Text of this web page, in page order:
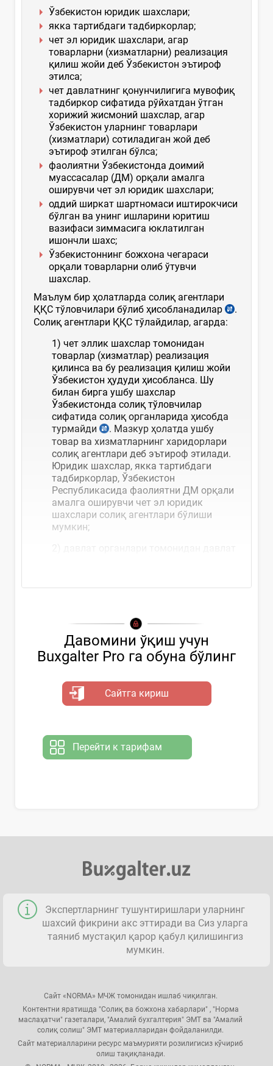
Ўзбекистон юридик шахслари;
якка тартибдаги тадбиркорлар;
чет эл юридик шахслари, агар
товарларни (хизматларни) реализация
қилиш жойи деб Ўзбекистон эътироф
этилса;
чет давлатнинг қонунчилигига мувофиқ
тадбиркор сифатида рўйхатдан ўтган
хорижий жисмоний шахслар, агар
Ўзбекистон уларнинг товарлари
(хизматлари) сотиладиган жой деб
эътироф этилган бўлса;
фаолиятни Ўзбекистонда доимий
муассасалар (ДМ) орқали амалга
оширувчи чет эл юридик шахслари;
оддий ширкат шартномаси иштирокчиси
бўлган ва унинг ишларини юритиш
вазифаси зиммасига юклатилган
ишончли шахс;
Ўзбекистоннинг божхона чегараси
орқали товарларни олиб ўтувчи
шахслар.
Маълум бир ҳолатларда солиқ агентлари
ҚҚС тўловчилари бўлиб ҳисобланадилар
.
Солиқ агентлари ҚҚС тўлайдилар, агарда:
1) чет эллик шахслар томонидан
товарлар (хизматлар) реализация
қилинса ва бу реализация қилиш жойи
Ўзбекистон ҳудуди ҳисобланса. Шу
билан бирга ушбу шахслар
Ўзбекистонда солиқ тўловчилар
сифатида солиқ органларида ҳисобда
турмайди
. Мазкур ҳолатда ушбу
товар ва хизматларнинг харидорлари
солиқ агентлари деб эътироф этилади.
Юридик шахслар, якка тартибдаги
тадбиркорлар, Ўзбекистон
Республикасида фаолиятни ДМ орқали
амалга оширувчи чет эл юридик
шахслари солиқ агентлари бўлиши
мумкин;
Давомини ўқиш учун
Buxgalter Pro га обуна бўлинг
Сайтга кириш
Перейти к тарифам
Экспертларнинг тушунтиришлари уларнинг
шахсий фикрини акс эттиради ва Сиз уларга
таяниб мустақил қарор қабул қилишингиз
мумкин.
Сайт «NORMA» МЧЖ томонидан ишлаб чиқилган.
Контентни яратишда "Солиқ ва божхона хабарлари" , "Норма
маслаҳатчи" газеталари, "Амалий бухгалтерия" ЭМТ ва "Амалий
солиқ солиш" ЭМТ материалларидан фойдаланилди.
Сайт материалларини ресурс маъмурияти розилигисиз кўчириб
олиш тақиқланади.